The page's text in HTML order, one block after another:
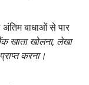
बाधाओं से पार
खाता खोलना, लेखा
करना।